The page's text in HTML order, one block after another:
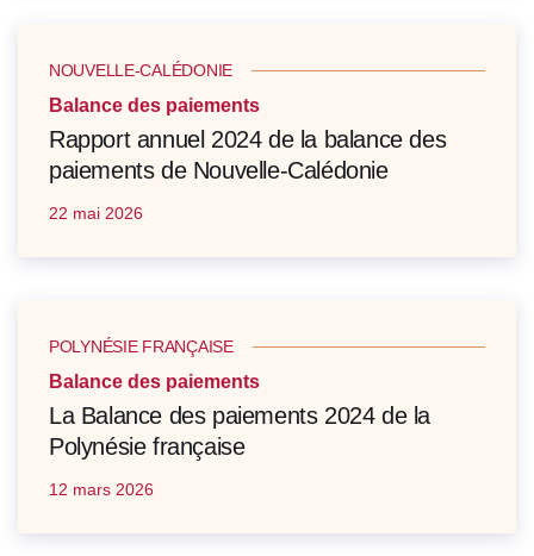
NOUVELLE-CALÉDONIE
Balance des paiements
Rapport annuel 2024 de la balance des
paiements de Nouvelle-Calédonie
22 mai 2026
POLYNÉSIE FRANÇAISE
Balance des paiements
La Balance des paiements 2024 de la
Polynésie française
12 mars 2026